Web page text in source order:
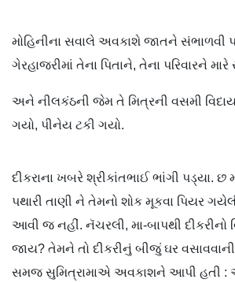
મોહિનીના સવાલે અવકાશે જાતને સંભાળવી
ગેરહાજરીમાં તેના પિતાને, તેના પરિવારને મારે
અને નીલકંઠની જેમ તે મિત્રની વસમી
ગયો, પીનેય ટકી ગયો.
દીકરાના ખબરે શ્રીકાંતભાઈ ભાંગી પડ્યા.
પથારી તાણી ને તેમનો શોક મૂકવા પિયર
આવી જ નહીં. નૅચરલી, મા-બાપથી દીકરીનો
જાય? તેમને તો દીકરીનું બીજું ઘર
સમજ સુમિત્રામાએ અવકાશને આપી હતી :